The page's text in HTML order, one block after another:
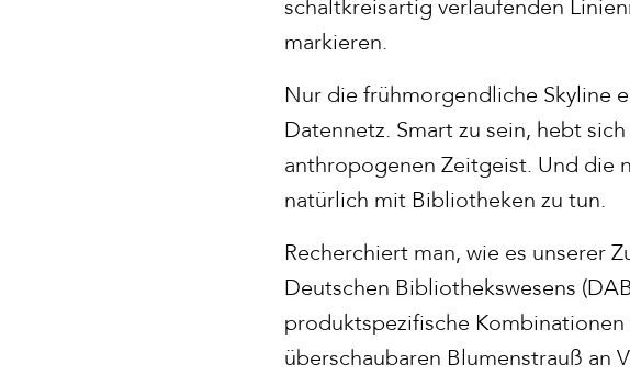
schaltkreisartig verlaufenden
markieren.
Nur die frühmorgendliche Skyline
Datennetz. Smart zu sein, hebt
anthropogenen Zeitgeist. Und die
natürlich mit Bibliotheken zu tun.
Recherchiert man, wie es unserer
Deutschen Bibliothekswesens
produktspezifische
überschaubaren Blumenstrauß an